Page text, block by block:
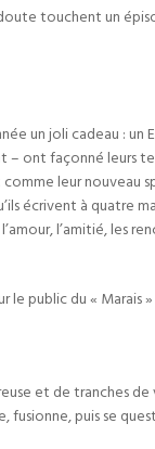
touchent un
un joli cadeau :
– ont façonné leurs
leur nouveau
écrivent à quatre
l’amitié, les
public du « Marais
et de tranches
puis se